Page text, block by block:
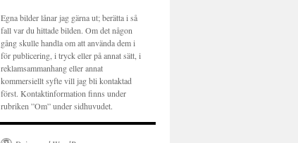
Egna bilder lånar jag gärna ut; berätta i så
fall var du hittade bilden. Om det någon
gång skulle handla om att använda dem i
för publicering, i tryck eller på annat sätt, i
reklamsammanhang eller annat
kommersiellt syfte vill jag bli kontaktad
först. Kontaktinformation finns under
rubriken ”Om” under sidhuvudet.